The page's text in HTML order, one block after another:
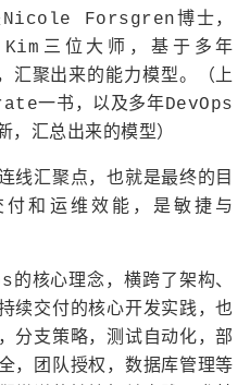
Nicole Forsgren博士，
三位大师，基于多年
汇聚出来的能力模型。（上
一书，以及多年DevOps
，汇总出来的模型）
线汇聚点，也就是最终的目
和运维效能，是敏捷与
核心理念，横跨了架构、
续交付的核心开发实践，也
分支策略，测试自动化，部
，团队授权，数据库管理等